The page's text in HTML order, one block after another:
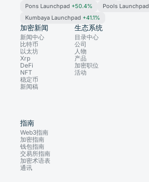
Pons Launchpad +50.4% Pools Launchpad
Kumbaya Launchpad +41.1%
加密新闻
新闻中心
比特币
以太坊
Xrp
DeFi
NFT
稳定币
新闻稿
生态系统
目录中心
公司
人物
产品
加密职位
活动
指南
Web3指南
加密指南
钱包指南
交易所指南
加密术语表
通讯